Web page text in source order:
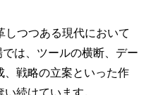
つつある現代において
は、ツールの横断、デー
、戦略の立案といった作
続けています。